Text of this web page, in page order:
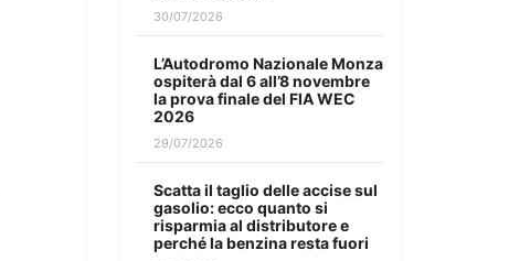
30/07/2026
L’Autodromo Nazionale Monza
ospiterà dal 6 all’8 novembre
la prova finale del FIA WEC
2026
29/07/2026
Scatta il taglio delle accise sul
gasolio: ecco quanto si
risparmia al distributore e
perché la benzina resta fuori